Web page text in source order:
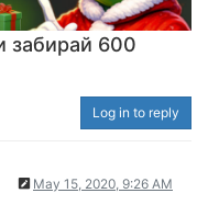
забирай 600
Log in to reply
May 15, 2020, 9:26 AM